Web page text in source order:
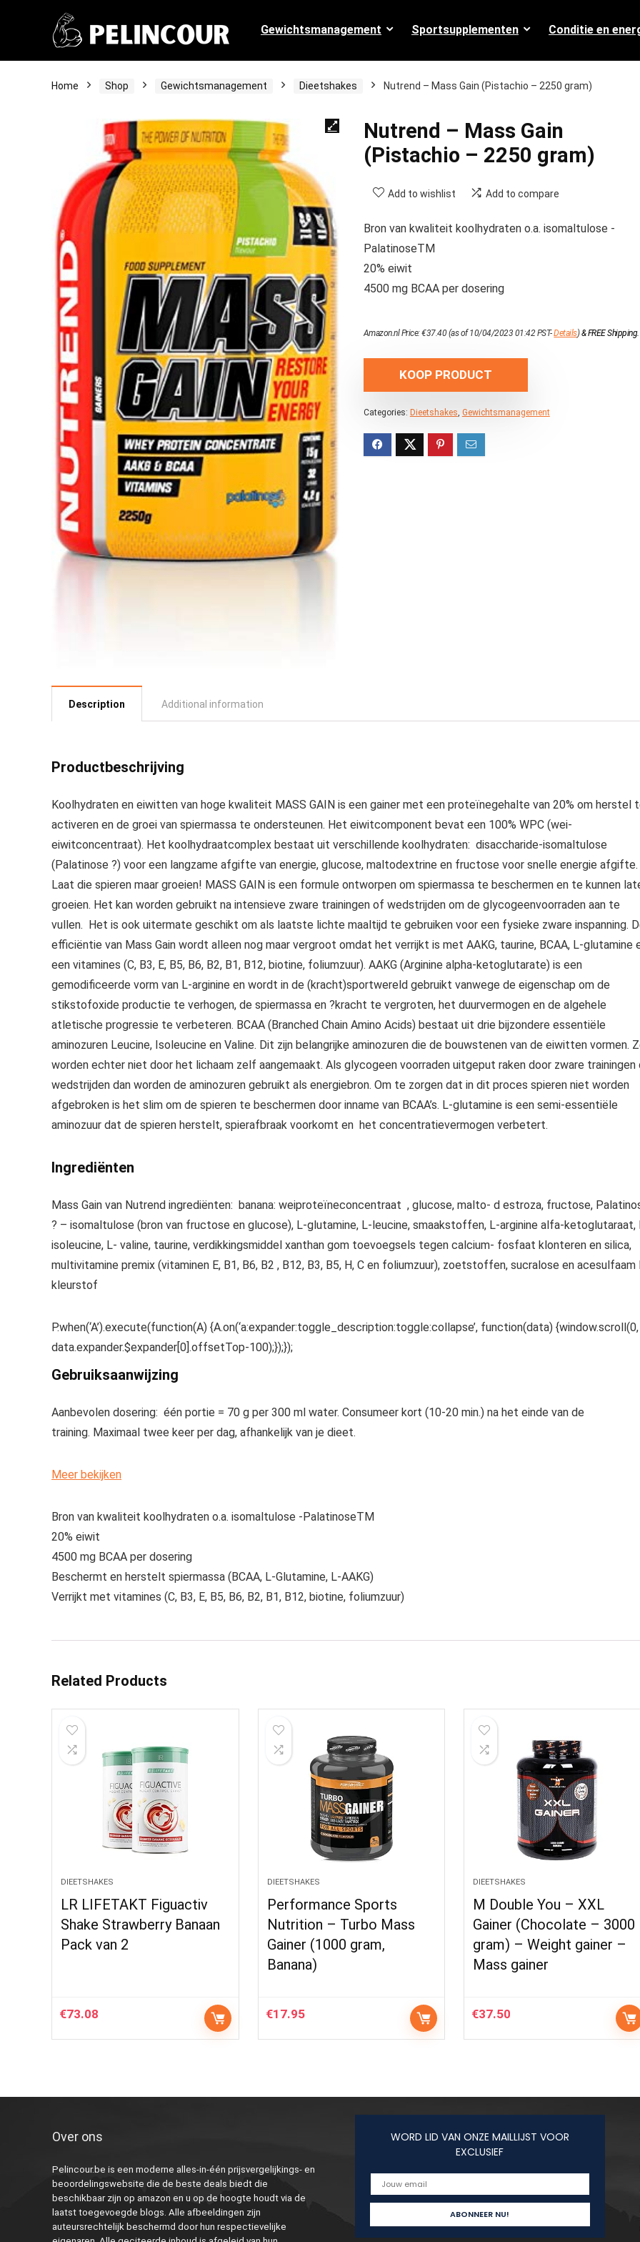
Gewichtsmanagement Sportsupplementen Conditie en
Home Shop Gewichtsmanagement Dieetshakes Nutrend – Mass Gain (Pistachio – 2250 gram)
Nutrend – Mass Gain
(Pistachio – 2250 gram)
Add to wishlist Add to compare
Bron van kwaliteit koolhydraten o.a. isomaltulose -
PalatinoseTM
20% eiwit
4500 mg BCAA per dosering
Amazon.nl Price:€37.40(as of 10/04/2023 01:42 PST-Details)&FREE Shipping.
KOOP PRODUCT
Categories: Dieetshakes, Gewichtsmanagement
Description Additional information
Productbeschrijving
Koolhydraten en eiwitten van hoge kwaliteit MASS GAIN is een gainer met een proteïnegehalte van 20% om herstel
activeren en de groei van spiermassa te ondersteunen. Het eiwitcomponent bevat een 100% WPC (wei-
eiwitconcentraat). Het koolhydraatcomplex bestaat uit verschillende koolhydraten: disaccharide-isomaltulose
(Palatinose ?) voor een langzame afgifte van energie, glucose, maltodextrine en fructose voor snelle energie afgifte.
Laat die spieren maar groeien! MASS GAIN is een formule ontworpen om spiermassa te beschermen en te kunnen
groeien. Het kan worden gebruikt na intensieve zware trainingen of wedstrijden om de glycogeenvoorraden aan te
vullen. Het is ook uitermate geschikt om als laatste lichte maaltijd te gebruiken voor een fysieke zware inspanning.
efficiëntie van Mass Gain wordt alleen nog maar vergroot omdat het verrijkt is met AAKG, taurine, BCAA, L-glutamine
een vitamines (C, B3, E, B5, B6, B2, B1, B12, biotine, foliumzuur). AAKG (Arginine alpha-ketoglutarate) is een
gemodificeerde vorm van L-arginine en wordt in de (kracht)sportwereld gebruikt vanwege de eigenschap om de
stikstofoxide productie te verhogen, de spiermassa en ?kracht te vergroten, het duurvermogen en de algehele
atletische progressie te verbeteren. BCAA (Branched Chain Amino Acids) bestaat uit drie bijzondere essentiële
aminozuren Leucine, Isoleucine en Valine. Dit zijn belangrijke aminozuren die de bouwstenen van de eiwitten vormen.
worden echter niet door het lichaam zelf aangemaakt. Als glycogeen voorraden uitgeput raken door zware trainingen
wedstrijden dan worden de aminozuren gebruikt als energiebron. Om te zorgen dat in dit proces spieren niet worden
afgebroken is het slim om de spieren te beschermen door inname van BCAA’s. L-glutamine is een semi-essentiële
aminozuur dat de spieren herstelt, spierafbraak voorkomt en het concentratievermogen verbetert.
Ingrediënten
Mass Gain van Nutrend ingrediënten: banana: weiproteïneconcentraat , glucose, malto- d estroza, fructose,
? – isomaltulose (bron van fructose en glucose), L-glutamine, L-leucine, smaakstoffen, L-arginine alfa-ketoglutaraat,
isoleucine, L- valine, taurine, verdikkingsmiddel xanthan gom toevoegsels tegen calcium- fosfaat klonteren en silica,
multivitamine premix (vitaminen E, B1, B6, B2 , B12, B3, B5, H, C en foliumzuur), zoetstoffen, sucralose en acesulfaam
kleurstof
P.when(‘A’).execute(function(A) {A.on(‘a:expander:toggle_description:toggle:collapse’, function(data) {window.scroll(0,
data.expander.$expander[0].offsetTop-100);});});
Gebruiksaanwijzing
Aanbevolen dosering: één portie = 70 g per 300 ml water. Consumeer kort (10-20 min.) na het einde van de
training. Maximaal twee keer per dag, afhankelijk van je dieet.
Meer bekijken
Bron van kwaliteit koolhydraten o.a. isomaltulose -PalatinoseTM
20% eiwit
4500 mg BCAA per dosering
Beschermt en herstelt spiermassa (BCAA, L-Glutamine, L-AAKG)
Verrijkt met vitamines (C, B3, E, B5, B6, B2, B1, B12, biotine, foliumzuur)
Related Products
DIEETSHAKES
LR LIFETAKT Figuactiv
Shake Strawberry Banaan
Pack van 2
€73.08
DIEETSHAKES
Performance Sports
Nutrition – Turbo Mass
Gainer (1000 gram,
Banana)
€17.95
DIEETSHAKES
M Double You – XXL
Gainer (Chocolate – 3000
gram) – Weight gainer –
Mass gainer
€37.50
Over ons
Pelincour.be is een moderne alles-in-één prijsvergelijkings- en
beoordelingswebsite die de beste deals biedt die
beschikbaar zijn op amazon en u op de hoogte houdt via de
laatst toegevoegde blogs. Alle afbeeldingen zijn
auteursrechtelijk beschermd door hun respectievelijke
WORD LID VAN ONZE MAILLIJST VOOR
EXCLUSIEF